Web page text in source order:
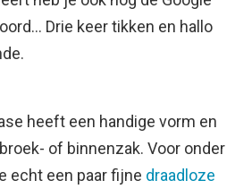
Drie keer tikken en hallo
heeft een handige vorm en
of binnenzak. Voor onder
echt een paar fijne draadloze